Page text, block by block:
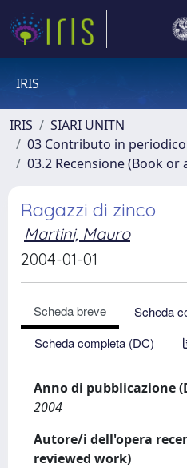
IRIS
IRIS
SIARI UNITN
03 Contributo in
03.2 Recensione (Book or
Ragazzi di zinco
Martini, Mauro
2004-01-01
Scheda breve
Scheda
Scheda completa (DC)
Anno di pubblicazione
2004
Autore/i dell'opera
reviewed work)